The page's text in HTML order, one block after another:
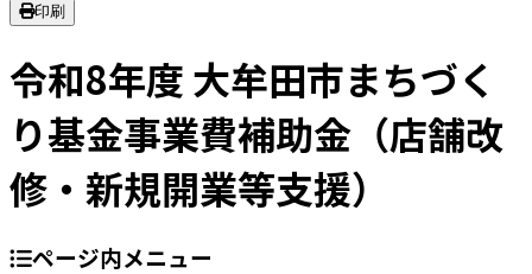
印刷
令和8年度 大牟田市まちづく
り基金事業費補助金（店舗改
修・新規開業等支援）
ページ内メニュー